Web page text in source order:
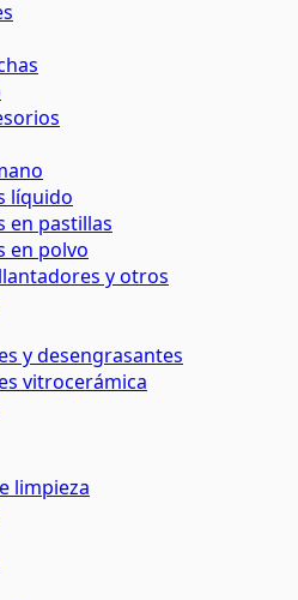
líquido
en pastillas
en polvo
y otros
y desengrasantes
vitrocerámica
limpieza